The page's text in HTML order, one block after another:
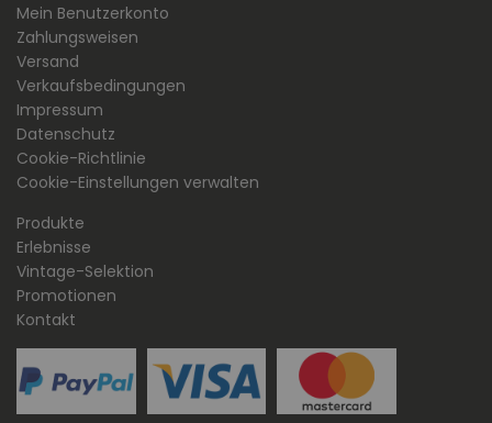
Mein Benutzerkonto
Zahlungsweisen
Versand
Verkaufsbedingungen
Impressum
Datenschutz
Cookie-Richtlinie
Cookie-Einstellungen verwalten
Produkte
Erlebnisse
Vintage-Selektion
Promotionen
Kontakt